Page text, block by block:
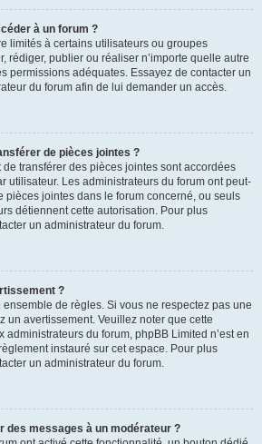
à un forum ?
limités à certains utilisateurs ou groupes
rédiger, publier ou réaliser n’importe quelle autre
permissions adéquates. Essayez de contacter un
du forum afin de lui demander un accès.
de pièces jointes ?
transférer des pièces jointes sont accordées
utilisateur. Les administrateurs du forum ont peut-
pièces jointes dans le forum concerné, ou seuls
détiennent cette autorisation. Pour plus
un administrateur du forum.
?
de règles. Si vous ne respectez pas une
un avertissement. Veuillez noter que cette
administrateurs du forum, phpBB Limited n’est en
instauré sur cet espace. Pour plus
un administrateur du forum.
des messages à un modérateur ?